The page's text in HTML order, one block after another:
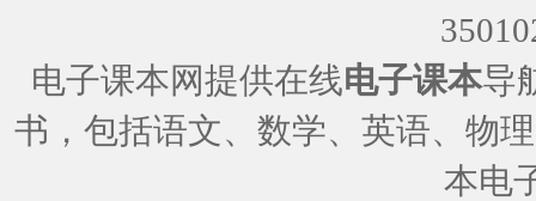
电子课本网提供在线电子课本导
书，包括语文、数学、英语、物
本电